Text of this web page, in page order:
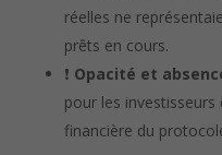
réelles ne
prêts en cours.
❗ Opacité et
pour les
financière du